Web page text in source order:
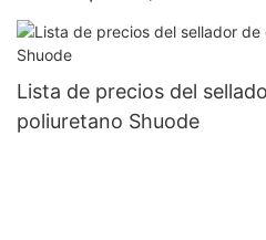
de poliuretano
Lista de precios del
poliuretano Shuode